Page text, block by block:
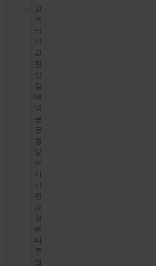
고
객
님
의
교
환
신
청
내
역
은
분
쟁
및
수
사
기
관
요
청
에
따
른
협